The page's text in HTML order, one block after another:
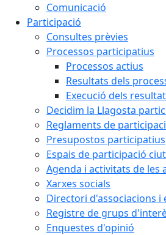
Comunicació
Participació
Consultes prèvies
Processos participatius
Processos actius
Resultats dels
Execució dels
Decidim la Llagosta
Reglaments de
Presupostos participatius
Espais de participació
Agenda i activitats de les
Xarxes socials
Directori d'associacions i
Registre de grups
Enquestes d'opinió